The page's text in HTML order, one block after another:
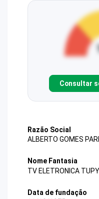
Consultar
Razão Social
ALBERTO GOMES
Nome Fantasia
TV ELETRONICA TUPY
Data de fundação